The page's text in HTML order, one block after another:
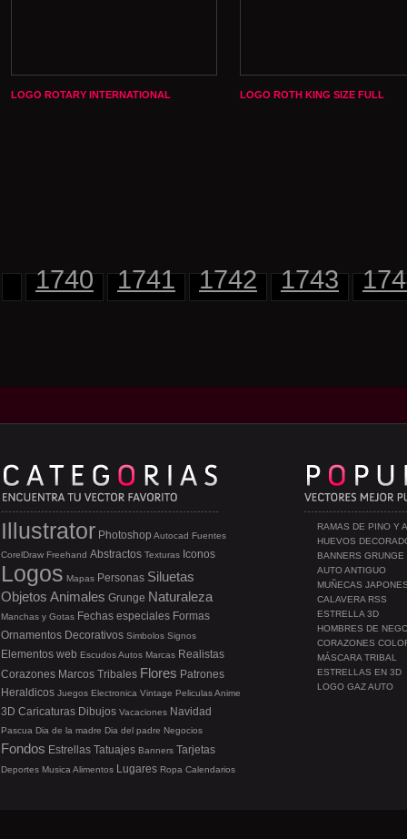
LOGO ROTARY INTERNATIONAL LOGO ROTH KING SIZE FULL
1740 1741 1742 1743
RAMAS DE PINO Y
HUEVOS
BANNERS GRUNGE
AUTO ANTIGUO
MUÑECAS
CALAVERA RSS
ESTRELLA 3D
HOMBRES DE
CORAZONES
MÁSCARA TRIBAL
ESTRELLAS EN 3D
LOGO GAZ AUTO
Illustrator Photoshop Autocad Fuentes
CorelDraw Freehand Abstractos Texturas Iconos
Logos Mapas Personas Siluetas
Objetos Animales Grunge Naturaleza
Manchas y Gotas Fechas especiales Formas
Ornamentos Decorativos Simbolos Signos
Elementos web EscudosAutos Marcas Realistas
Corazones Marcos Tribales Flores Patrones
Heraldicos Juegos Electronica Vintage PeliculasAnime
3D Caricaturas Dibujos Vacaciones Navidad
Pascua Dia de la madre Dia del padre Negocios
Fondos Estrellas Tatuajes Banners Tarjetas
Deportes Musica Alimentos Lugares Ropa Calendarios